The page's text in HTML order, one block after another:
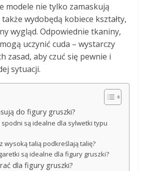
modele nie tylko zamaskują
wydobędą kobiece kształty,
wygląd. Odpowiednie tkaniny,
uczynić cuda – wystarczy
zasad, aby czuć się pewnie i
sytuacji.
do figury gruszki?
spodni są idealne dla sylwetki typu
wysoką talią podkreślają talię?
są idealne dla figury gruszki?
dla figury gruszki?